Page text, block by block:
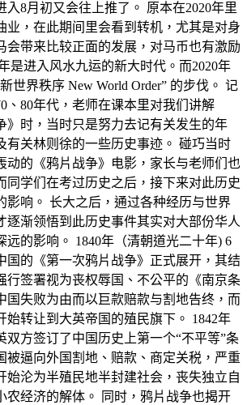
入8月初又会往上推了。 原本在2020年里
业，在此期间里会看到转机，尤其是对身
会带来比较正面的发展，对马币也有激励
是进入风水九运的新大时代。而2020年
世界秩序 New World Order” 的步伐。 记
、80年代，老师在课本里对我们讲解
》时，当时只是努力去记有关发生的年
有关林则徐的一些历史事迹。 碰巧当时
动的《鸦片战争》电影，家长与老师们也
同学们在考过历史之后，接下来对此历史
影响。 长大之后，通过各种经历与世界
逐渐领悟到此历史事件其实对大部份华人
远的影响。 1840年（清朝道光二十年) 6
国的《第一次鸦片战争》正式展开，其结
行签署视为丧权辱国、不公平的《南京条
国失败为由而以巨款赔款与割地告终，而
始转让到大英帝国的殖民旗下。 1842年
双方签订了中国历史上第一个“不平等”条
被逼向外国割地、赔款、商定关税，严重
始沦为半殖民地半封建社会，丧失独立自
农经济的解体。 同时，鸦片战争也揭开